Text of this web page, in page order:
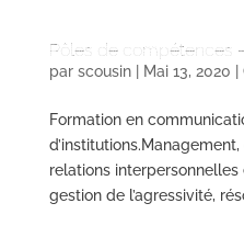
Pôles de compétences
par scousin| Mai 13, 2020
Formation en
d’institutions.Management,
relations interpersonnelles
gestion de l’agressivité,